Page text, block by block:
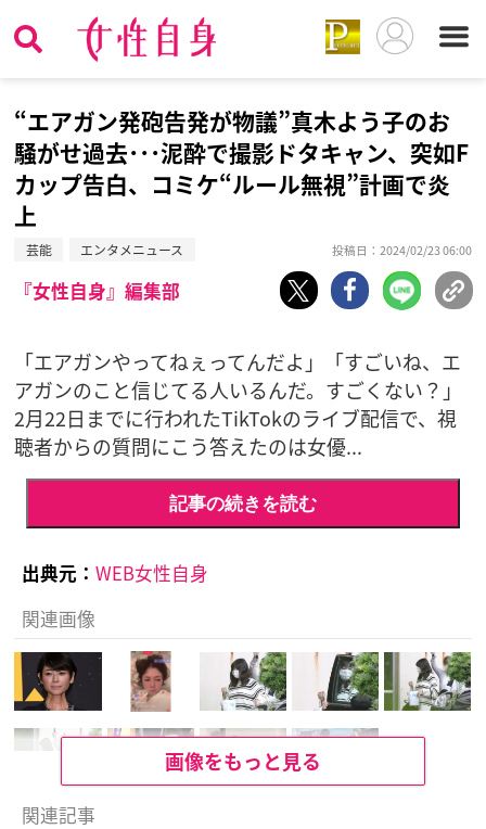
“エアガン発砲告発が物議”真木よう子のお
騒がせ過去･･･泥酔で撮影ドタキャン、突如F
カップ告白、コミケ“ルール無視”計画で炎
上
芸能 エンタメニュース 投稿日：2024/02/23 06:00
『女性自身』編集部
「エアガンやってねぇってんだよ」「すごいね、エ
アガンのこと信じてる人いるんだ。すごくない？」
2月22日までに行われたTikTokのライブ配信で、視
聴者からの質問にこう答えたのは女優...
記事の続きを読む
出典元： WEB女性自身
関連画像
画像をもっと見る
関連記事